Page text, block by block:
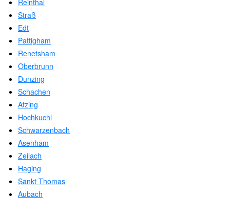
Reinthal
Straß
Edt
Pattigham
Renetsham
Oberbrunn
Dunzing
Schachen
Atzing
Hochkuchl
Schwarzenbach
Asenham
Zeilach
Haging
Sankt Thomas
Aubach